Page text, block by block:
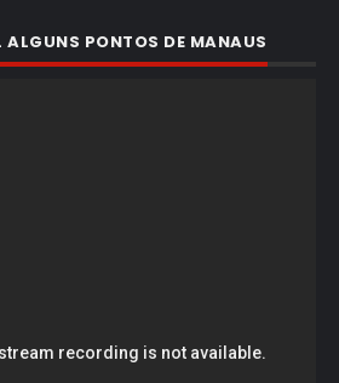
ALGUNS PONTOS DE MANAUS